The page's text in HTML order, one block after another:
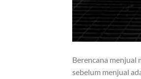
Berencana menjual
sebelum menjual